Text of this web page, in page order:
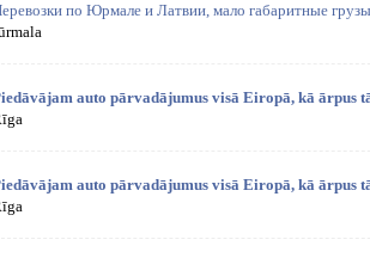
по Юрмале и Латвии, мало габаритные
auto pārvadājumus visā Eiropā, kā ārpus
auto pārvadājumus visā Eiropā, kā ārpus